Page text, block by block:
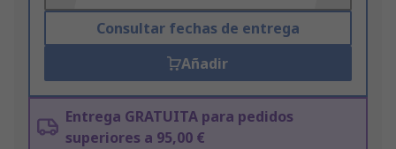
Consultar fechas de entrega
Añadir
Entrega GRATUITA para pedidos
superiores a 95,00 €